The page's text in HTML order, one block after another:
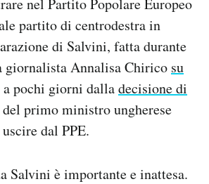
aiuto?
nel Partito Popolare Europeo
partito di centrodestra in
di Salvini, fatta durante
giornalista Annalisa Chirico su
pochi giorni dalladecisione di
primo ministro ungherese
dal PPE.
Salvini è importante e inattesa.